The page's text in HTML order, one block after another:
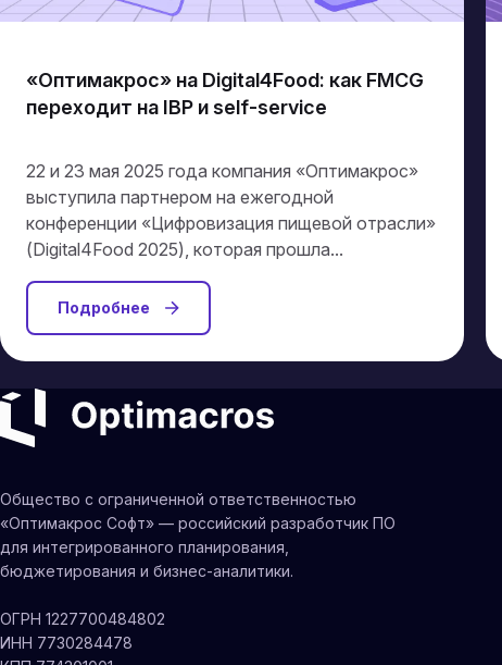
«Оптимакрос» на Digital4Food: как FMCG
переходит на IBP и self-service
22 и 23 мая 2025 года компания «Оптимакрос»
выступила партнером на ежегодной
конференции «Цифровизация пищевой отрасли»
(Digital4Food 2025), которая прошла...
Подробнее
Общество с ограниченной ответственностью
«Оптимакрос Софт» — российский разработчик ПО
для интегрированного планирования,
бюджетирования и бизнес-аналитики.
ОГРН 1227700484802
ИНН 7730284478